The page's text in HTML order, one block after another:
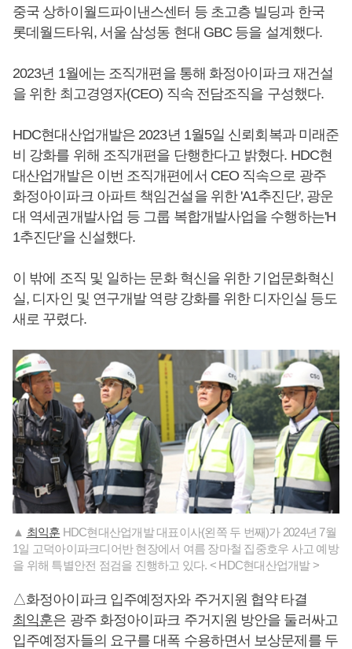
중국 상하이월드파이낸스센터 등 초고층 빌딩과 한국
롯데월드타워, 서울 삼성동 현대 GBC 등을 설계했다.
2023년 1월에는 조직개편을 통해 화정아이파크 재건설
을 위한 최고경영자(CEO) 직속 전담조직을 구성했다.
HDC현대산업개발은 2023년 1월5일 신뢰회복과 미래준
비 강화를 위해 조직개편을 단행한다고 밝혔다. HDC현
대산업개발은 이번 조직개편에서 CEO 직속으로 광주
화정아이파크 아파트 책임건설을 위한 'A1추진단', 광운
대 역세권개발사업 등 그룹 복합개발사업을 수행하는'H
1추진단'을 신설했다.
이 밖에 조직 및 일하는 문화 혁신을 위한 기업문화혁신
실, 디자인 및 연구개발 역량 강화를 위한 디자인실 등도
새로 꾸렸다.
▲ 최익훈 HDC현대산업개발 대표이사(왼쪽 두 번째)가 2024년 7월
1일 고덕아이파크디어반 현장에서 여름 장마철 집중호우 사고 예방
을 위해 특별안전 점검을 진행하고 있다. < HDC현대산업개발 >
△화정아이파크 입주예정자와 주거지원 협약 타결
최익훈은 광주 화정아이파크 주거지원 방안을 둘러싸고
입주예정자들의 요구를 대폭 수용하면서 보상문제를 두